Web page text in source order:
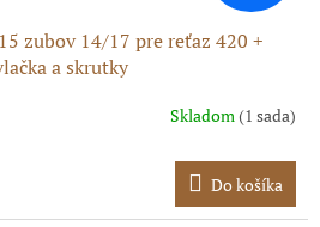
zubov 14/17 pre reťaz 420 +
a skrutky
Skladom(1 sada)
Do košíka